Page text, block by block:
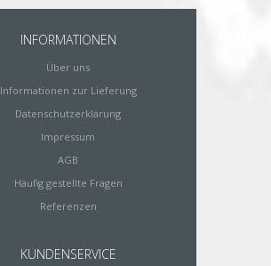
INFORMATIONEN
Über uns
Informationen zur Lieferung
Datenschutzerklärung
Impressum
AGB
Häufig gestellte Fragen
Referenzen
KUNDENSERVICE